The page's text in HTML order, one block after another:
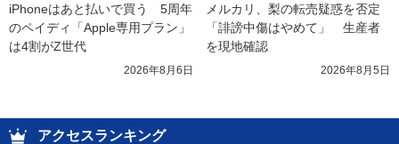
iPhoneはあと払いで買う　5周年
のペイディ「Apple専用プラン」
は4割がZ世代
2026年8月6日
メルカリ、梨の転売疑惑を否定
「誹謗中傷はやめて」　生産者
を現地確認
2026年8月5日
アクセスランキング